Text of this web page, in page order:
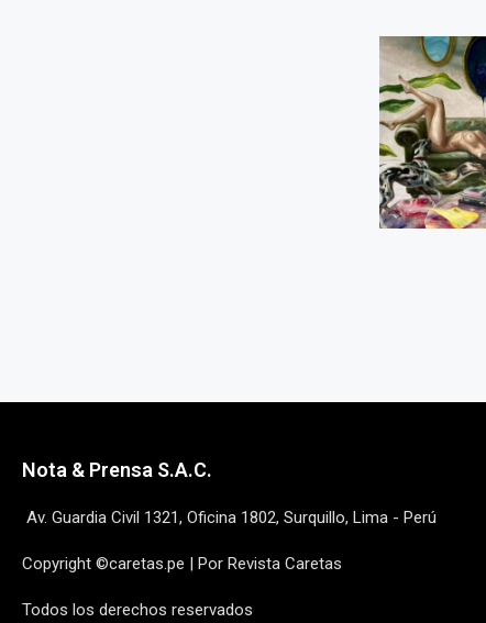
Nota & Prensa S.A.C.
Av. Guardia Civil 1321, Oficina 1802, Surquillo, Lima - Perú
Copyright ©caretas.pe | Por Revista Caretas
Todos los derechos reservados